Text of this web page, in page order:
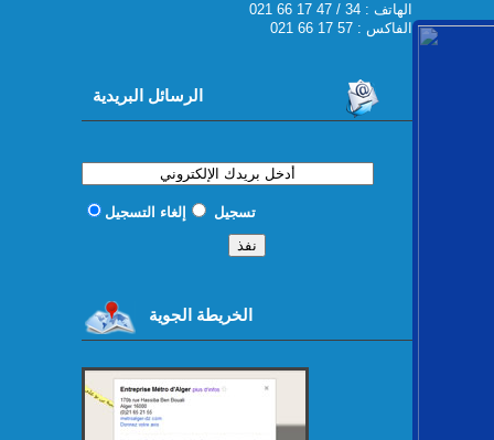
021 66 17 47 / 34 : الهاتف
الفاكس : 57 17 66 021
الرسائل البريدية
تسجيل إلغاء التسجيل
الخريطة الجوية